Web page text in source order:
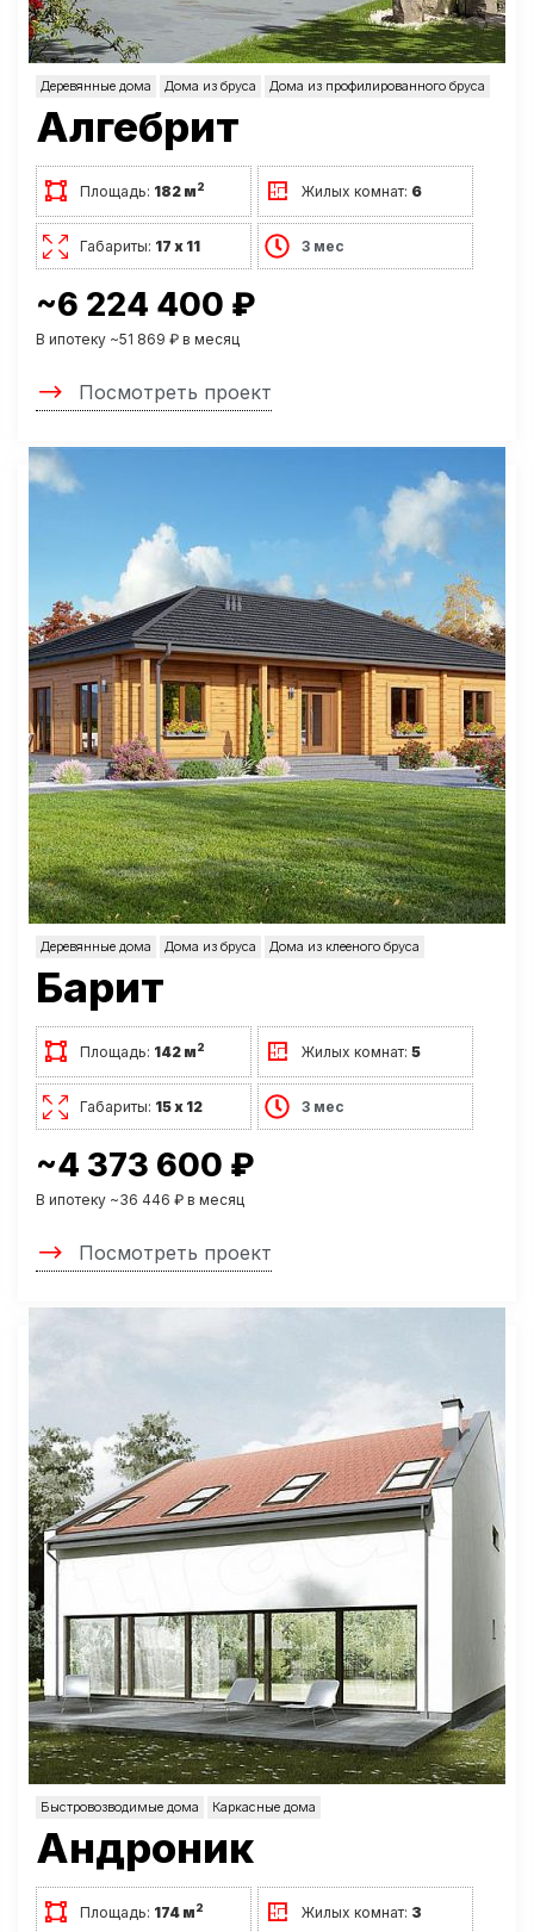
Деревянные дома Дома из бруса Дома из профилированного бруса
Алгебрит
Площадь: 182 м2 Жилых комнат: 6
Габариты: 17 х 11 3 мес
~6 224 400 ₽
В ипотеку ~51 869 ₽ в месяц
Посмотреть проект
Деревянные дома Дома из бруса Дома из клееного бруса
Барит
Площадь: 142 м2 Жилых комнат:5
Габариты: 15 х 12 3 мес
~4 373 600 ₽
В ипотеку ~36 446 ₽ в месяц
Посмотреть проект
Быстровозводимые дома Каркасные дома
Андроник
Площадь: 174 м2 Жилых комнат: 3